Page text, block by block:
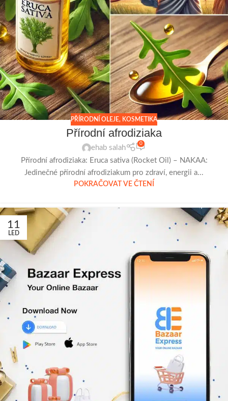
PŘÍRODNÍ OLEJE, KOSMETIKA
Přírodní afrodiziaka
ehab salah
0
Přírodní afrodiziaka: Eruca sativa (Rocket Oil) – NAKAA:
Jedinečné přírodní afrodiziakum pro zdraví, energii a...
POKRAČOVAT VE ČTENÍ
11
LED